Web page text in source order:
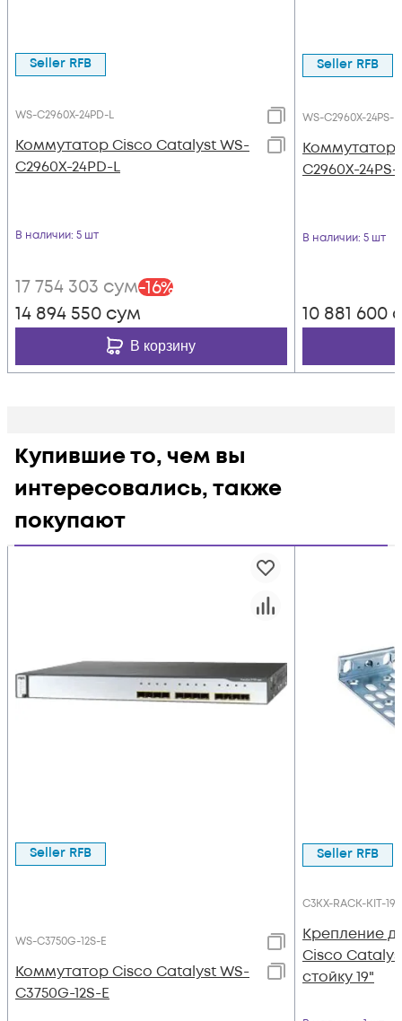
Seller RFB
WS-C2960X-24PD-L
Коммутатор Cisco Catalyst WS-
C2960X-24PD-L
В наличии: 5 шт
17 754 303 сум-16%
14 894 550 сум
В корзину
Seller RFB
WS-C2960X-24PS-L
Коммутатор
C2960X-24PS-
В наличии: 5 шт
10 881 600
Купившие то, чем вы
интересовались, также
покупают
Seller RFB
WS-C3750G-12S-E
Коммутатор Cisco Catalyst WS-
C3750G-12S-E
Seller RFB
C3KX-RACK-KIT-19
Крепление
Cisco
стойку 19"